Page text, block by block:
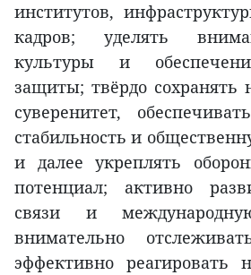
институтов,
кадров; уделять
культуры и
защиты; твёрдо сохранять
суверенитет,
стабильность и
и далее укреплять
потенциал; активно
связи и
внимательно
эффективно реагировать